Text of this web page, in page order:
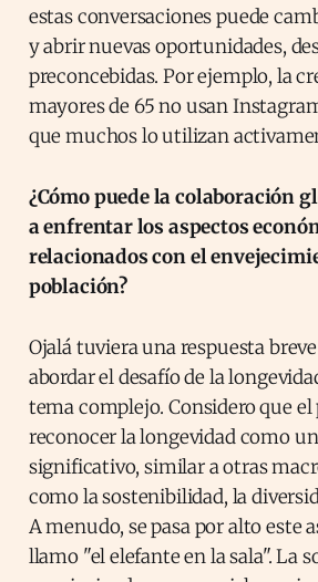
estas conversaciones puede
y abrir nuevas oportunidades,
preconcebidas. Por ejemplo, la
mayores de 65 no usan
que muchos lo utilizan
¿Cómo puede la colaboración
a enfrentar los aspectos
relacionados con el
población?
Ojalá tuviera una respuesta
abordar el desafío de la
tema complejo. Considero que el
reconocer la longevidad como
significativo, similar a otras
como la sostenibilidad, la
A menudo, se pasa por alto este
llamo "el elefante en la sala". La